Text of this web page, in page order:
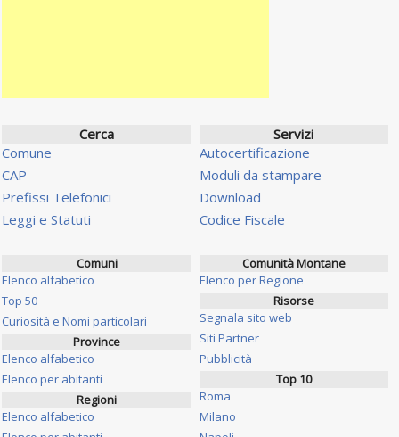
Cerca
Comune
CAP
Prefissi Telefonici
Leggi e Statuti
Servizi
Autocertificazione
Moduli da stampare
Download
Codice Fiscale
Comuni
Elenco alfabetico
Top 50
Curiosità e Nomi particolari
Province
Elenco alfabetico
Elenco per abitanti
Regioni
Elenco alfabetico
Comunità Montane
Elenco per Regione
Risorse
Segnala sito web
Siti Partner
Pubblicità
Top 10
Roma
Milano